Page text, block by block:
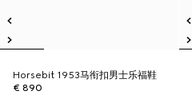
Horsebit 1953马衔扣男士乐福鞋
€ 890